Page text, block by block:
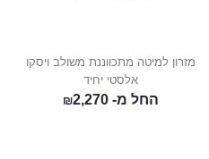
מזרון למיטה מתכווננת משולב ויסקו
אלסטי יחיד
החל מ- ₪2,270